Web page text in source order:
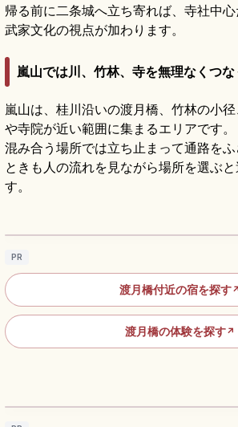
帰る前に二条城へ立ち寄れば、寺社中
武家文化の視点が加わります。
嵐山では川、竹林、寺を無理なくつな
嵐山は、桂川沿いの渡月橋、竹林の小
や寺院が近い範囲に集まるエリアです。
混み合う場所では立ち止まって通路を
ときも人の流れを見ながら場所を選ぶ
す。
渡月橋の見どころ｜嵐山の桂川と四季
PR
渡月橋付近の宿を探す↗
渡月橋の体験を探す↗